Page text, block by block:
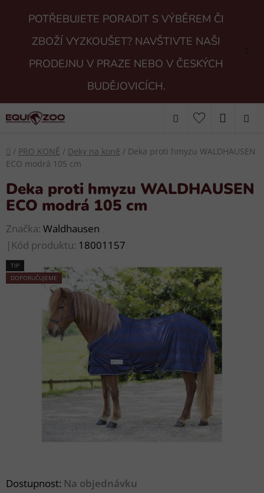
POTŘEBUJETE PORADIT S VÝBĚREM ČI
ZBOŽÍ VYZKOUŠET? NAVŠTIVTE NAŠI
PRODEJNU V PRAZE NEBO V ČESKÝCH
BUDĚJOVICÍCH.
Hledat
KOŠÍK
Domů
/ PRO KONĚ / Deky na koně / Deka proti hmyzu WALDHAUSEN
ECO modrá 105 cm
Dostupnost: Na objednávku
Deka proti hmyzu WALDHAUSEN
ECO modrá 105 cm
Značka: Waldhausen
| Kód produktu: 18001157
TIP
DOPORUČUJEME